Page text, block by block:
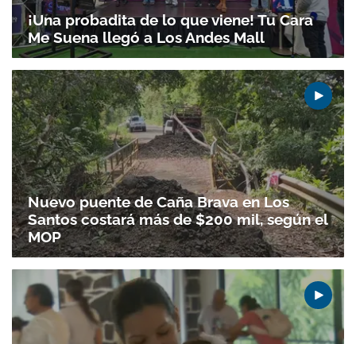
¡Una probadita de lo que viene! Tu Cara
Me Suena llegó a Los Andes Mall
Nuevo puente de Caña Brava en Los
Santos costará más de $200 mil, según el
MOP